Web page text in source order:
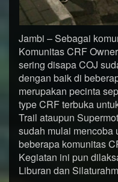
Jambi – Sebagai
Komunitas CRF
sering disapa COJ
dengan baik di
merupakan pecinta
type CRF terbuka
Trail ataupun
sudah mulai mencoba
beberapa komunitas
Kegiatan ini pun
Liburan dan